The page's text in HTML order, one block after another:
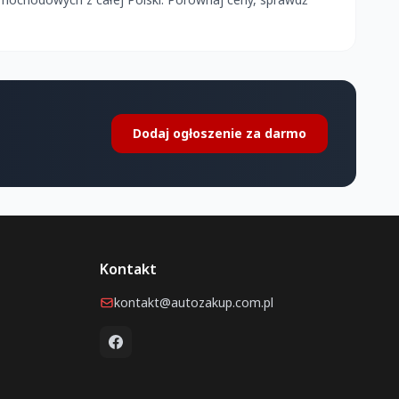
Dodaj ogłoszenie za darmo
Kontakt
kontakt@autozakup.com.pl